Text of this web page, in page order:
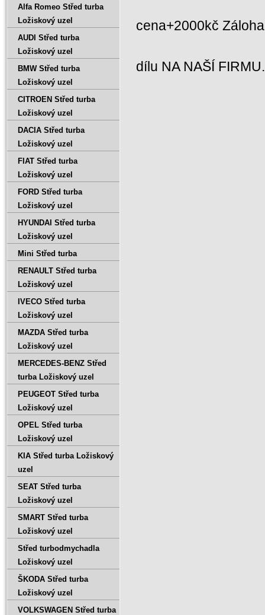
cena+2000kč
dílu NA NAŠÍ
Alfa Romeo Střed turba
Ložiskový uzel
AUDI Střed turba
Ložiskový uzel
BMW Střed turba
Ložiskový uzel
CITROEN Střed turba
Ložiskový uzel
DACIA Střed turba
Ložiskový uzel
FIAT Střed turba
Ložiskový uzel
FORD Střed turba
Ložiskový uzel
HYUNDAI Střed turba
Ložiskový uzel
Mini Střed turba
RENAULT Střed turba
Ložiskový uzel
IVECO Střed turba
Ložiskový uzel
MAZDA Střed turba
Ložiskový uzel
MERCEDES-BENZ Střed
turba Ložiskový uzel
PEUGEOT Střed turba
Ložiskový uzel
OPEL Střed turba
Ložiskový uzel
KIA Střed turba Ložiskový
uzel
SEAT Střed turba
Ložiskový uzel
SMART Střed turba
Ložiskový uzel
Střed turbodmychadla
Ložiskový uzel
ŠKODA Střed turba
Ložiskový uzel
VOLKSWAGEN Střed turba